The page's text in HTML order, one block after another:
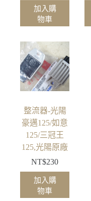
加入購
物車
整流器-光陽
豪邁125/如意
125/三冠王
125,光陽原廠
NT$230
加入購
物車